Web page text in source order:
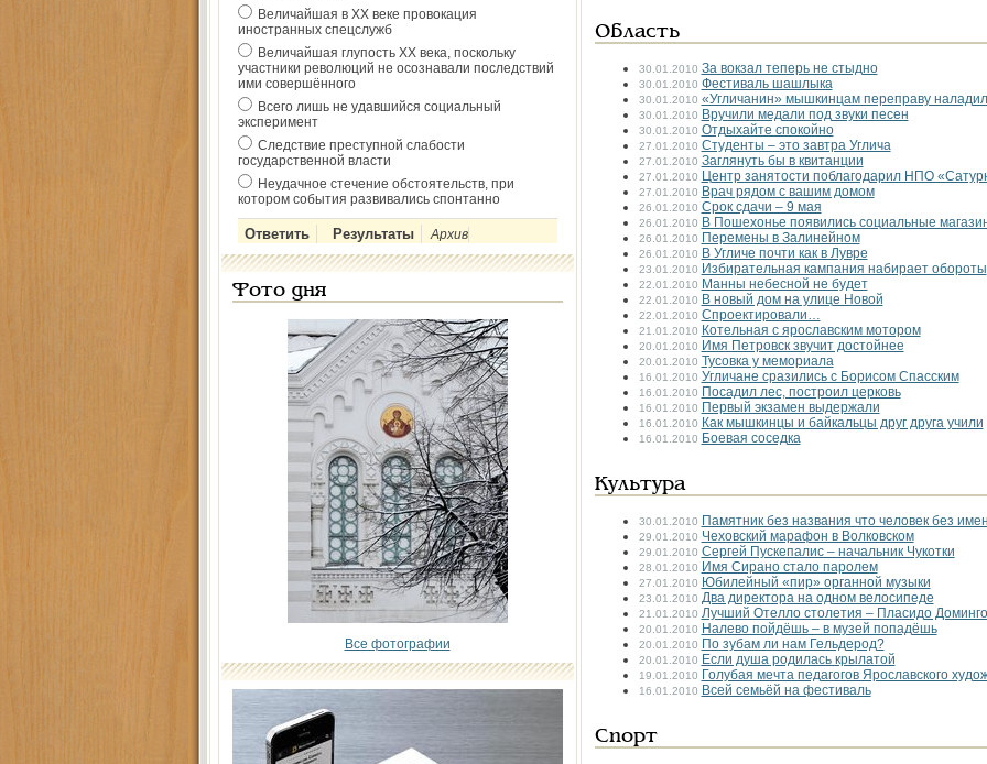
Величайшая в ХХ веке провокация
иностранных спецслужб
Величайшая глупость ХХ века, поскольку
участники революций не осознавали последствий
ими совершённого
Всего лишь не удавшийся социальный
эксперимент
Следствие преступной слабости
государственной власти
Неудачное стечение обстоятельств, при
котором события развивались спонтанно
Архив
Фото дня
Все фотографии
Область
30.01.2010 За вокзал теперь не стыдно
30.01.2010 Фестиваль шашлыка
30.01.2010 «Угличанин» мышкинцам переправу наладил
30.01.2010 Вручили медали под звуки песен
30.01.2010 Отдыхайте спокойно
27.01.2010 Студенты – это завтра Углича
27.01.2010 Заглянуть бы в квитанции
27.01.2010 Центр занятости поблагодарил НПО
27.01.2010 Врач рядом с вашим домом
26.01.2010 Срок сдачи – 9 мая
26.01.2010 В Пошехонье появились социальные
26.01.2010 Перемены в Залинейном
26.01.2010 В Угличе почти как в Лувре
23.01.2010 Избирательная кампания набирает обороты
22.01.2010 Манны небесной не будет
22.01.2010 В новый дом на улице Новой
22.01.2010 Спроектировали…
21.01.2010 Котельная с ярославским мотором
20.01.2010 Имя Петровск звучит достойнее
20.01.2010 Тусовка у мемориала
16.01.2010 Угличане сразились с Борисом Спасским
16.01.2010 Посадил лес, построил церковь
16.01.2010 Первый экзамен выдержали
16.01.2010 Как мышкинцы и байкальцы друг друга учили
16.01.2010 Боевая соседка
Культура
30.01.2010 Памятник без названия что человек без
29.01.2010 Чеховский марафон в Волковском
29.01.2010 Сергей Пускепалис – начальник Чукотки
28.01.2010 Имя Сирано стало паролем
27.01.2010 Юбилейный «пир» органной музыки
23.01.2010 Два директора на одном велосипеде
21.01.2010 Лучший Отелло столетия – Пласидо Доминго
20.01.2010 Налево пойдёшь – в музей попадёшь
20.01.2010 По зубам ли нам Гельдерод?
20.01.2010 Если душа родилась крылатой
19.01.2010 Голубая мечта педагогов Ярославского
16.01.2010 Всей семьёй на фестиваль
Спорт